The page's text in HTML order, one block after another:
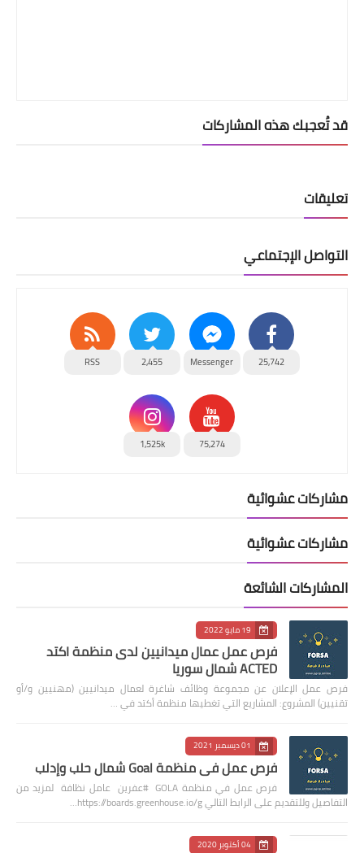
قد تُعجبك هذه المشاركات
تعليقات
التواصل الإجتماعي
25,742
Messenger
2,455
RSS
75,274
1,525k
مشاركات عشوائية
مشاركات عشوائية
المشاركات الشائعة
19 مايو 2022
فرص عمل عمال ميدانيين لدى منظمة اكتد
ACTED شمال سوريا
فرص عمل الإعلان عن مجموعة وظائف شاغرة لعمال ميدانيين (مهنيين و/أو
تقنيين) المشروع: المشاريع التي تغطيها منظمة أكتد في …
01 ديسمبر 2021
فرص عمل في منظمة Goal شمال حلب وإدلب
فرص عمل في منظمة GOLA #عفرين عامل نظافة لمزيد من
التفاصيل وللتقديم على الرابط التالي https://boards.greenhouse.io/g…
04 أكتوبر 2020